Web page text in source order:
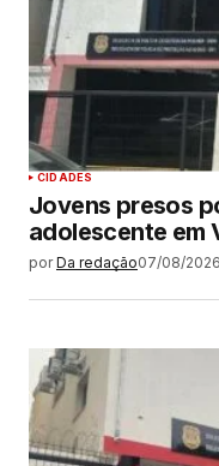
CIDADES
Jovens presos
adolescente em
por Da redação07/08/2026